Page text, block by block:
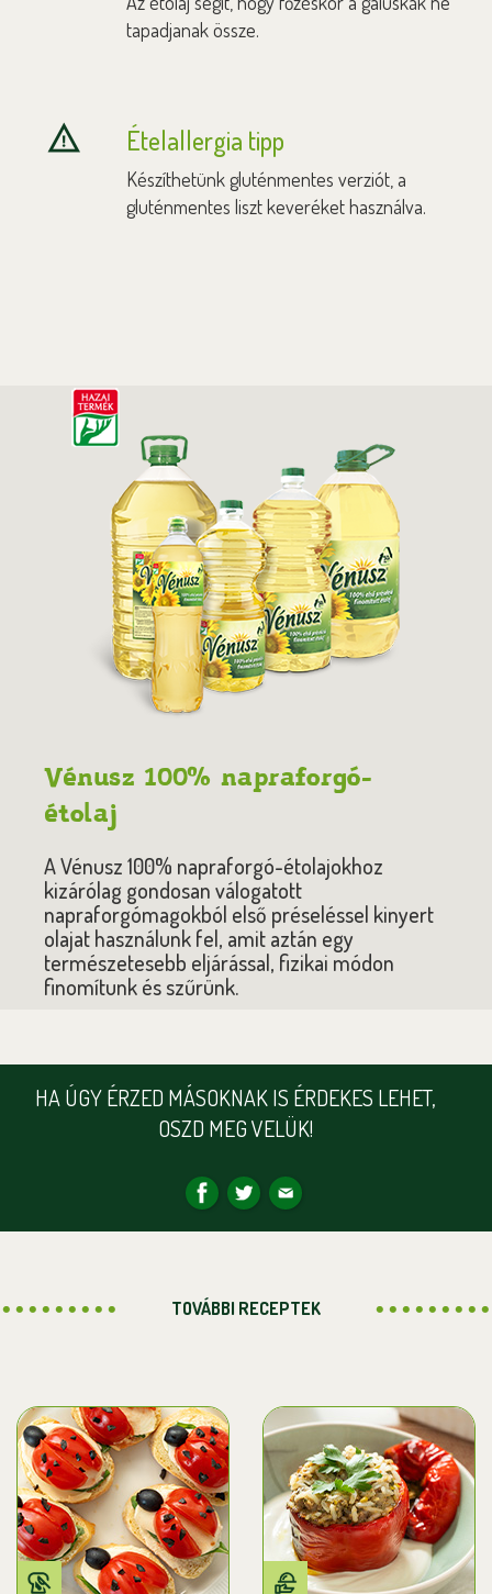
tapadjanak össze.
Ételallergia tipp
Készíthetünk gluténmentes verziót, a
gluténmentes liszt keveréket használva.
Vénusz 100% napraforgó-
étolaj
A Vénusz 100% napraforgó-étolajokhoz
kizárólag gondosan válogatott
napraforgómagokból első préseléssel kinyert
olajat használunk fel, amit aztán egy
természetesebb eljárással, fizikai módon
finomítunk és szűrünk.
HA ÚGY ÉRZED MÁSOKNAK IS ÉRDEKES LEHET,
OSZD MEG VELÜK!
TOVÁBBI RECEPTEK